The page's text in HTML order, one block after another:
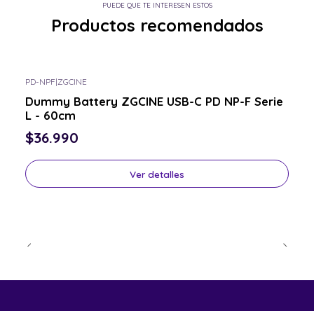
PUEDE QUE TE INTERESEN ESTOS
Productos recomendados
PD-NPF|ZGCINE
Dummy Battery ZGCINE USB-C PD NP-F Serie
L - 60cm
$36.990
Ver detalles